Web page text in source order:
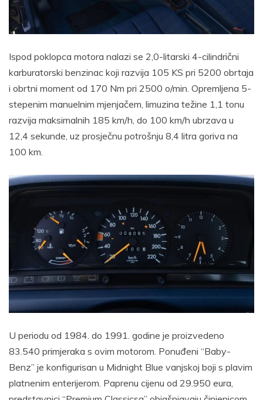
Ispod poklopca motora nalazi se 2,0-litarski 4-cilindrični
karburatorski benzinac koji razvija 105 KS pri 5200 obrtaja
i obrtni moment od 170 Nm pri 2500 o/min. Opremljena 5-
stepenim manuelnim mjenjačem, limuzina težine 1,1 tonu
razvija maksimalnih 185 km/h, do 100 km/h ubrzava u
12,4 sekunde, uz prosječnu potrošnju 8,4 litra goriva na
100 km.
U periodu od 1984. do 1991. godine je proizvedeno
83.540 primjeraka s ovim motorom. Ponuđeni “Baby-
Benz” je konfigurisan u Midnight Blue vanjskoj boji s plavim
platnenim enterijerom. Paprenu cijenu od 29.950 eura,